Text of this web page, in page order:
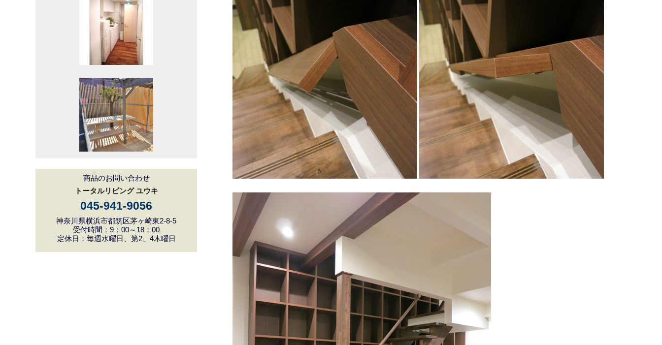
商品のお問い合わせ
トータルリビング ユウキ
045-941-9056
神奈川県横浜市都筑区茅ヶ崎東2-8-5
受付時間：9：00～18：00
定休日：毎週水曜日、第2、4木曜日